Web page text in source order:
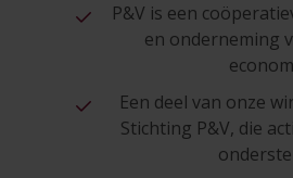
P&V is een
en onderneming
Een deel van onze
Stichting P&V, die